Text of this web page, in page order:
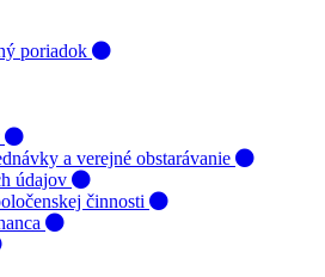
poriadok
a verejné obstarávanie
údajov
činnosti